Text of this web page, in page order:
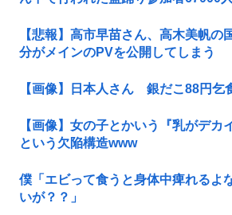
【悲報】高市早苗さん、高木美帆の
分がメインのPVを公開してしまう
【画像】日本人さん 銀だこ88円乞
【画像】女の子とかいう『乳がデカ
という欠陥構造www
僕「エビって食うと身体中痺れるよ
いが？？」